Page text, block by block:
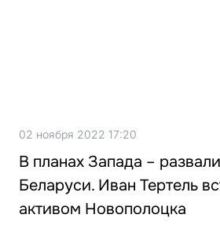
02 ноября 2022 17:20
В планах Запада –
Беларуси. Иван Тертель
активом Новополоцка